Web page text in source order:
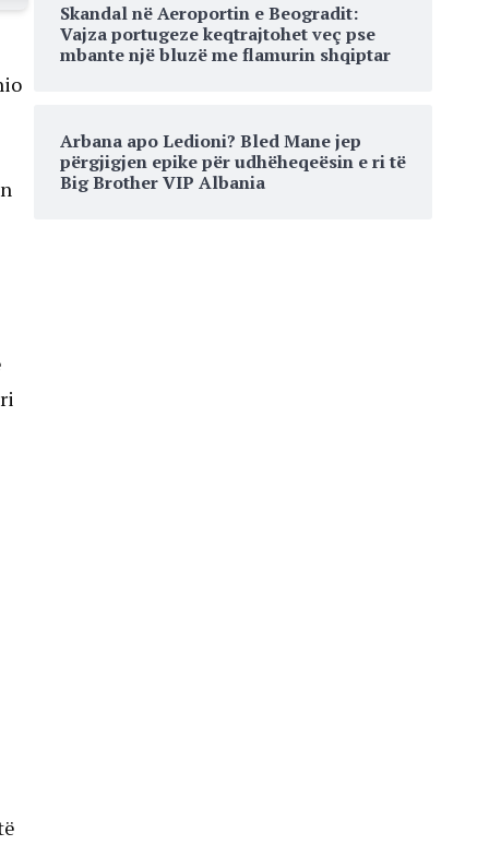
Skandal në Aeroportin e Beogradit:
Vajza portugeze keqtrajtohet veç pse
mbante një bluzë me flamurin shqiptar
Arbana apo Ledioni? Bled Mane jep
përgjigjen epike për udhëheqeësin e ri të
Big Brother VIP Albania